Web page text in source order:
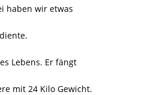
haben wir etwas
Lebens. Er fängt
mit 24 Kilo Gewicht.